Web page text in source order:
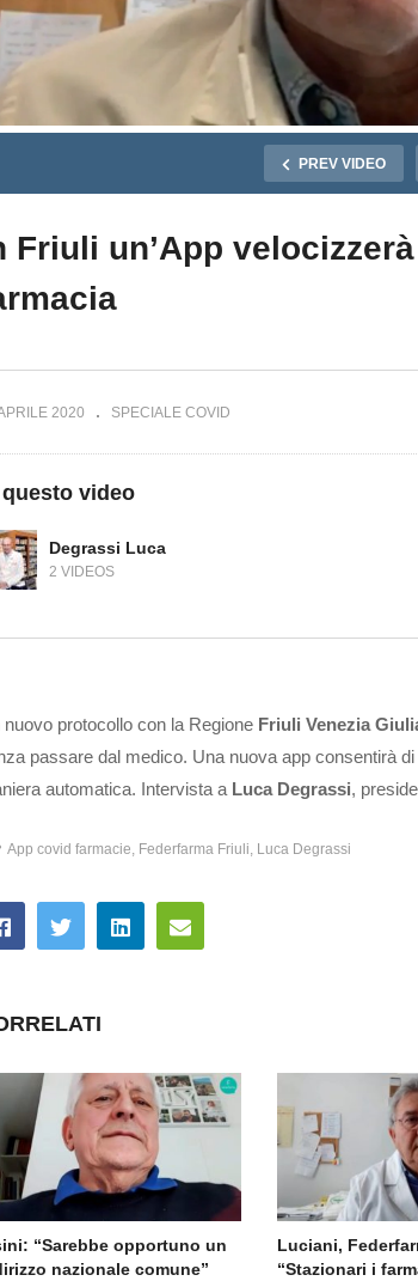
PREV VIDEO
Friuli un’App
2020 SPECIALE COVID
video
Degrassi Luca
2 VIDEOS
nuovo protocollo con la Regione Friuli Venezia
passare dal medico. Una nuova app consentirà
automatica. Intervista a Luca Degrassi,
App covid farmacie Federfarma Friuli Luca Degrassi
“Sarebbe opportuno un
nazionale comune”
Luciani,
“Stazionari i